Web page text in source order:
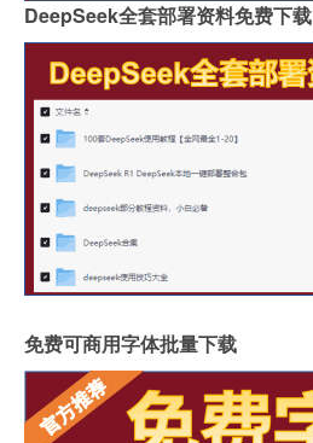
DeepSeek全套部署资料免费下载
免费可商用字体批量下载